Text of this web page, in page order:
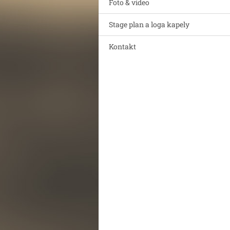
Foto & video
Stage plan a loga kapely
Kontakt